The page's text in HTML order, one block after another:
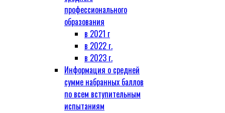
профессионального
образования
в 2021 г
в 2022 г.
в 2023 г.
Информация о средней
сумме набранных баллов
по всем вступительным
испытаниям